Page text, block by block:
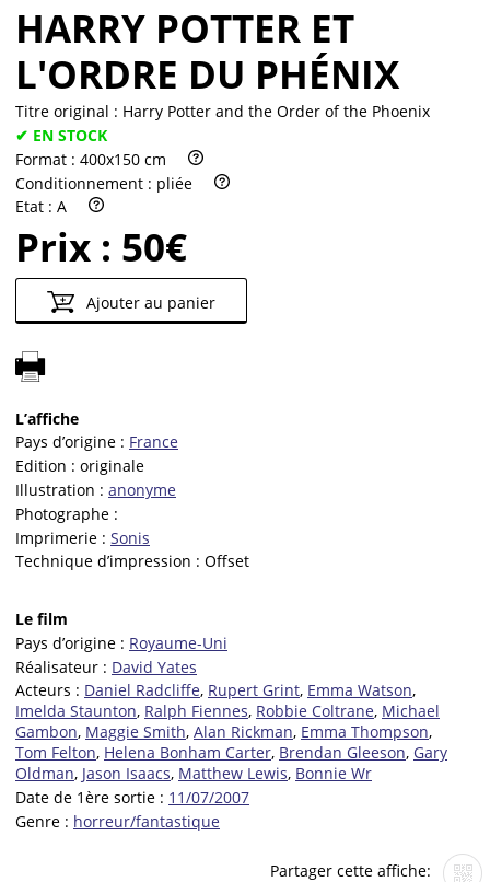
Vendre
HARRY POTTER ET
L'ORDRE DU PHÉNIX
Titre original : Harry Potter and the Order of the Phoenix
✔ EN STOCK
Format : 400x150 cm
Conditionnement : pliée
Etat : A
Prix : 50€
Ajouter au panier
L’affiche
Pays d’origine : France
Edition : originale
Illustration : anonyme
Photographe :
Imprimerie : Sonis
Technique d’impression : Offset
Le film
Pays d’origine : Royaume-Uni
Réalisateur : David Yates
Acteurs : Daniel Radcliffe, Rupert Grint, Emma Watson,
Imelda Staunton, Ralph Fiennes, Robbie Coltrane, Michael
Gambon, Maggie Smith, Alan Rickman, Emma Thompson,
Tom Felton, Helena Bonham Carter, Brendan Gleeson, Gary
Oldman, Jason Isaacs, Matthew Lewis, Bonnie Wr
Date de 1ère sortie : 11/07/2007
Genre : horreur/fantastique
Partager cette affiche: